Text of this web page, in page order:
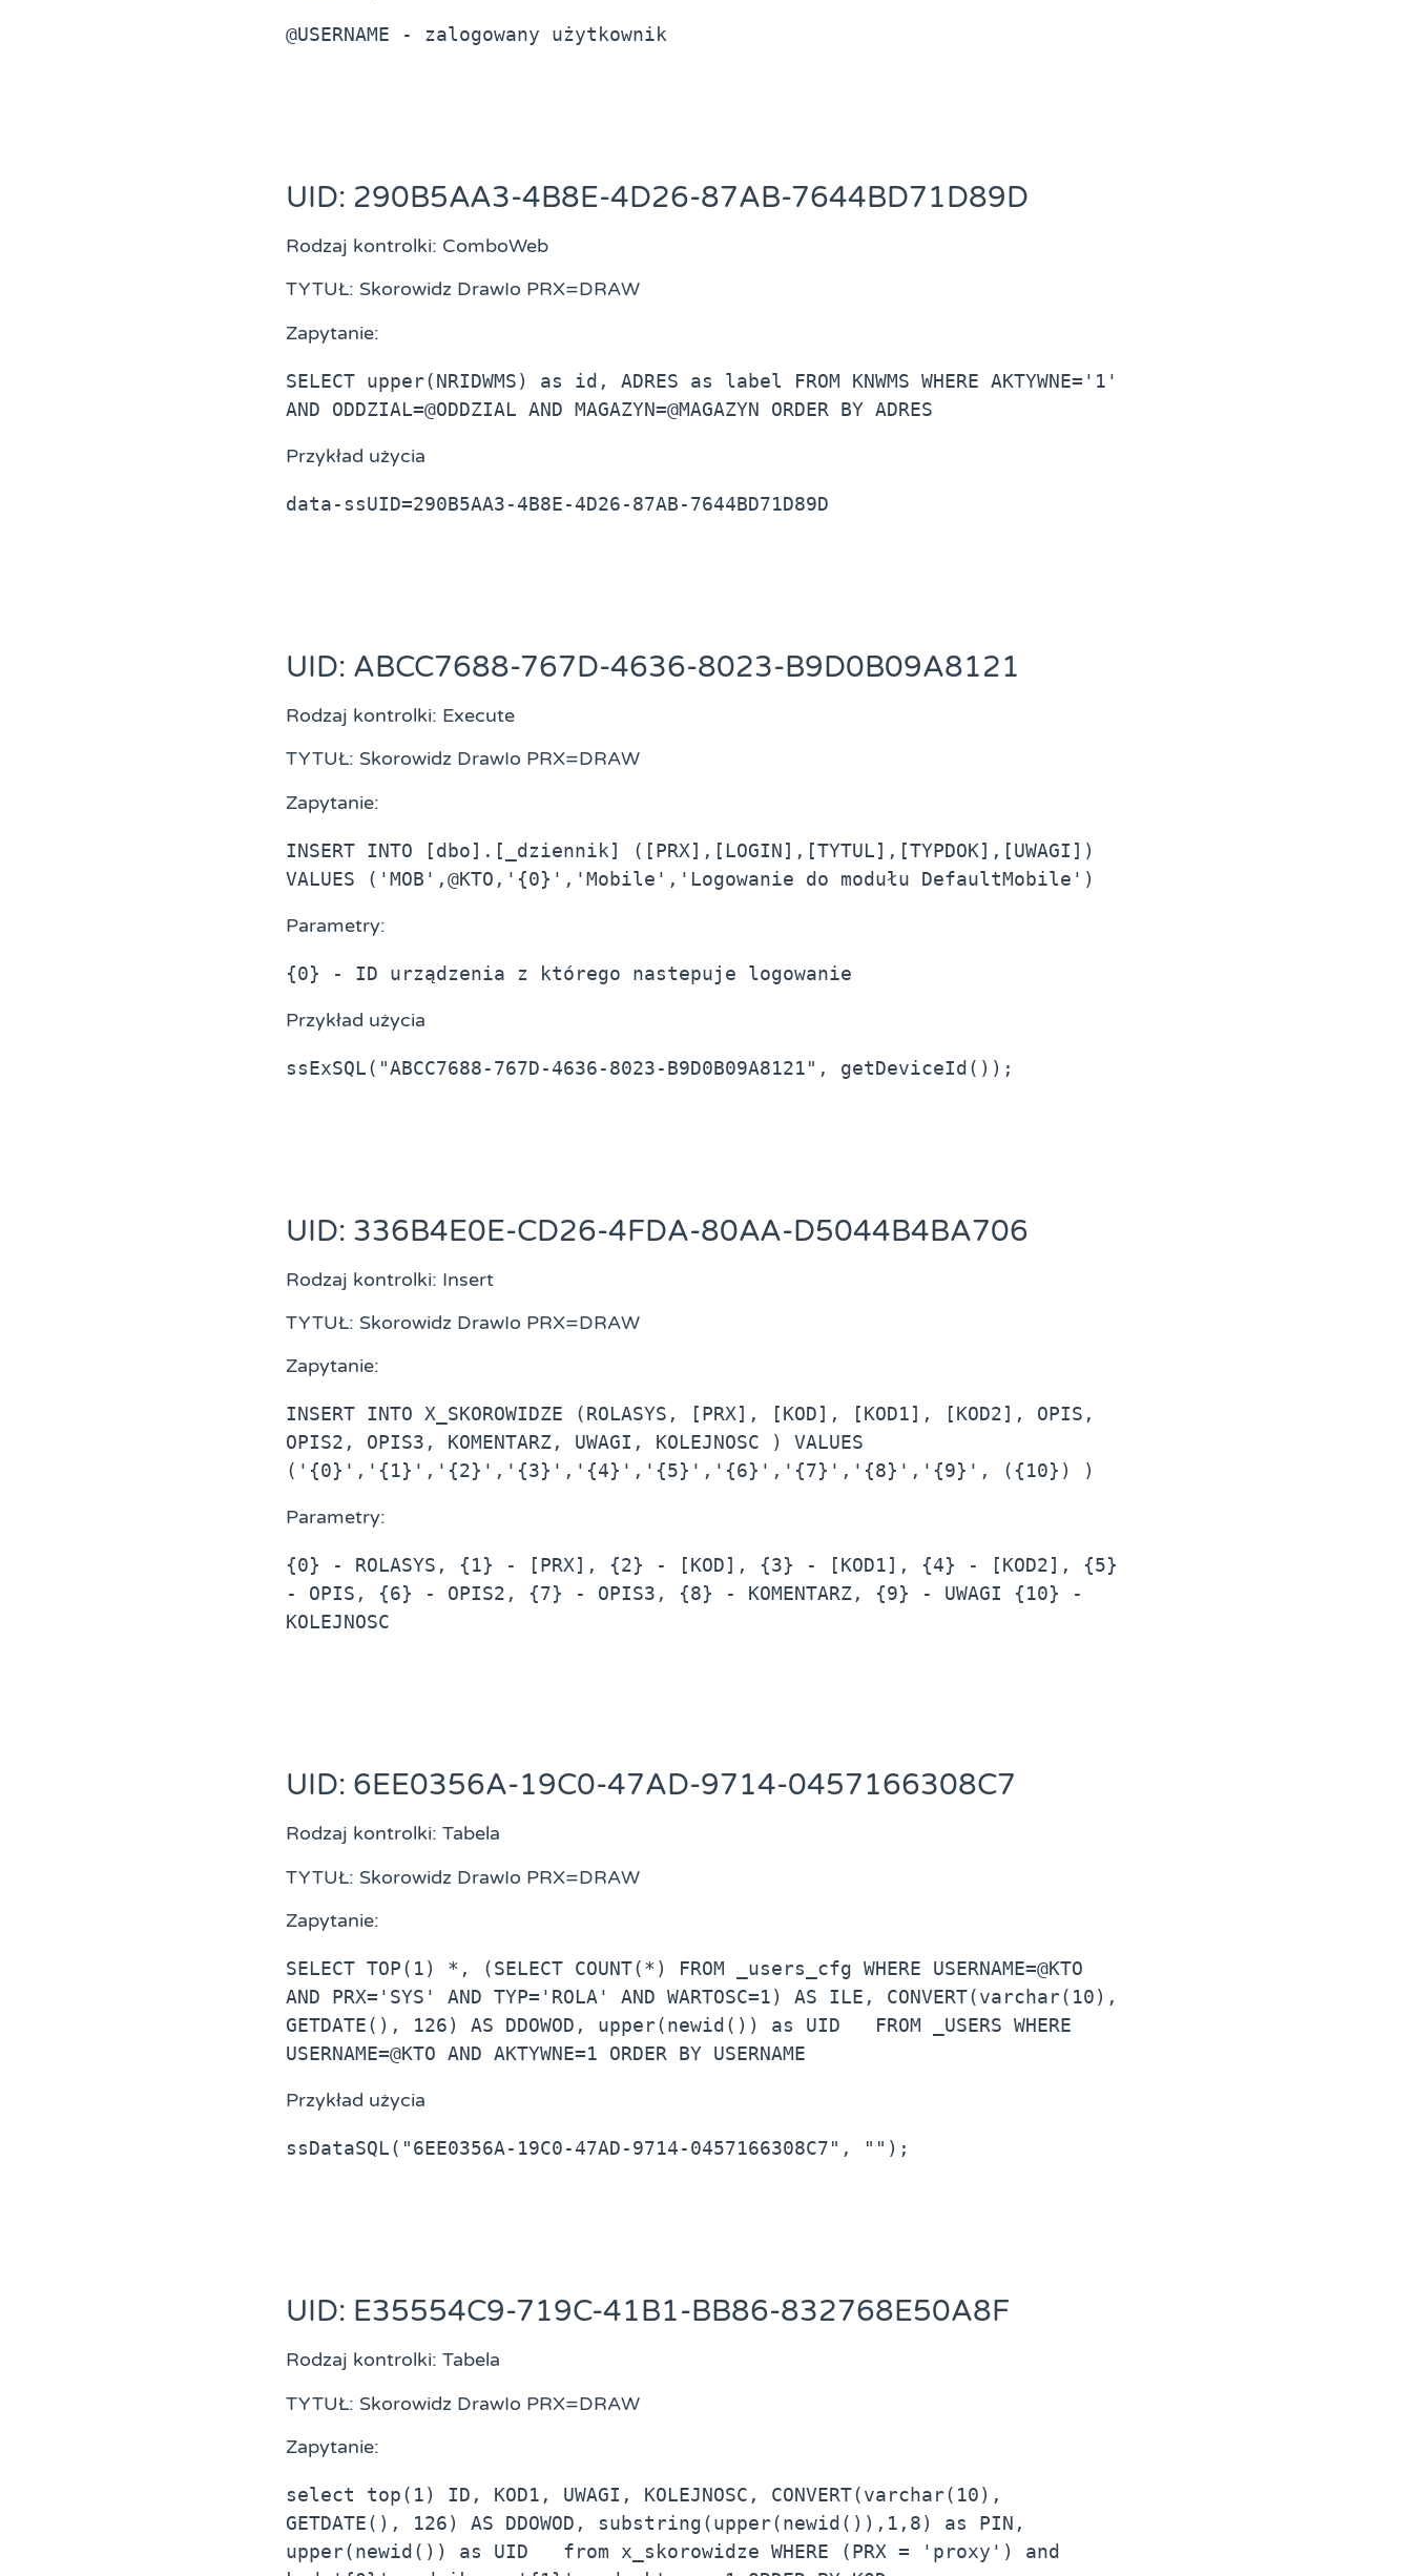
@USERNAME - zalogowany użytkownik
UID: 290B5AA3-4B8E-4D26-87AB-7644BD71D89D
Rodzaj kontrolki: ComboWeb
TYTUŁ: Skorowidz DrawIo PRX=DRAW
Zapytanie:
SELECT upper(NRIDWMS) as id, ADRES as label FROM KNWMS WHERE AKTYWNE='1'
AND ODDZIAL=@ODDZIAL AND MAGAZYN=@MAGAZYN ORDER BY ADRES
Przykład użycia
data-ssUID=290B5AA3-4B8E-4D26-87AB-7644BD71D89D
UID: ABCC7688-767D-4636-8023-B9D0B09A8121
Rodzaj kontrolki: Execute
TYTUŁ: Skorowidz DrawIo PRX=DRAW
Zapytanie:
INSERT INTO [dbo].[_dziennik] ([PRX],[LOGIN],[TYTUL],[TYPDOK],[UWAGI])
VALUES ('MOB',@KTO,'{0}','Mobile','Logowanie do modułu DefaultMobile')
Parametry:
{0} - ID urządzenia z którego nastepuje logowanie
Przykład użycia
ssExSQL("ABCC7688-767D-4636-8023-B9D0B09A8121", getDeviceId());
UID: 336B4E0E-CD26-4FDA-80AA-D5044B4BA706
Rodzaj kontrolki: Insert
TYTUŁ: Skorowidz DrawIo PRX=DRAW
Zapytanie:
INSERT INTO X_SKOROWIDZE (ROLASYS, [PRX], [KOD], [KOD1], [KOD2], OPIS,
OPIS2, OPIS3, KOMENTARZ, UWAGI, KOLEJNOSC ) VALUES
('{0}','{1}','{2}','{3}','{4}','{5}','{6}','{7}','{8}','{9}', ({10}) )
Parametry:
{0} - ROLASYS, {1} - [PRX], {2} - [KOD], {3} - [KOD1], {4} - [KOD2], {5}
- OPIS, {6} - OPIS2, {7} - OPIS3, {8} - KOMENTARZ, {9} - UWAGI {10} -
KOLEJNOSC
UID: 6EE0356A-19C0-47AD-9714-0457166308C7
Rodzaj kontrolki: Tabela
TYTUŁ: Skorowidz DrawIo PRX=DRAW
Zapytanie:
SELECT TOP(1) *, (SELECT COUNT(*) FROM _users_cfg WHERE USERNAME=@KTO
AND PRX='SYS' AND TYP='ROLA' AND WARTOSC=1) AS ILE, CONVERT(varchar(10),
GETDATE(), 126) AS DDOWOD, upper(newid()) as UID   FROM _USERS WHERE
USERNAME=@KTO AND AKTYWNE=1 ORDER BY USERNAME
Przykład użycia
ssDataSQL("6EE0356A-19C0-47AD-9714-0457166308C7", "");
UID: E35554C9-719C-41B1-BB86-832768E50A8F
Rodzaj kontrolki: Tabela
TYTUŁ: Skorowidz DrawIo PRX=DRAW
Zapytanie:
select top(1) ID, KOD1, UWAGI, KOLEJNOSC, CONVERT(varchar(10),
GETDATE(), 126) AS DDOWOD, substring(upper(newid()),1,8) as PIN,
upper(newid()) as UID   from x_skorowidze WHERE (PRX = 'proxy') and